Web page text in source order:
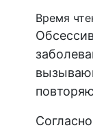
Время